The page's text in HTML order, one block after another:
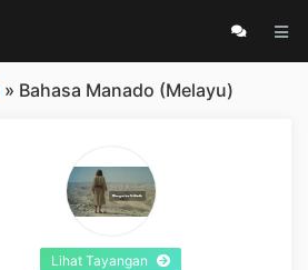
» Bahasa Manado (Melayu)
Lihat Tayangan